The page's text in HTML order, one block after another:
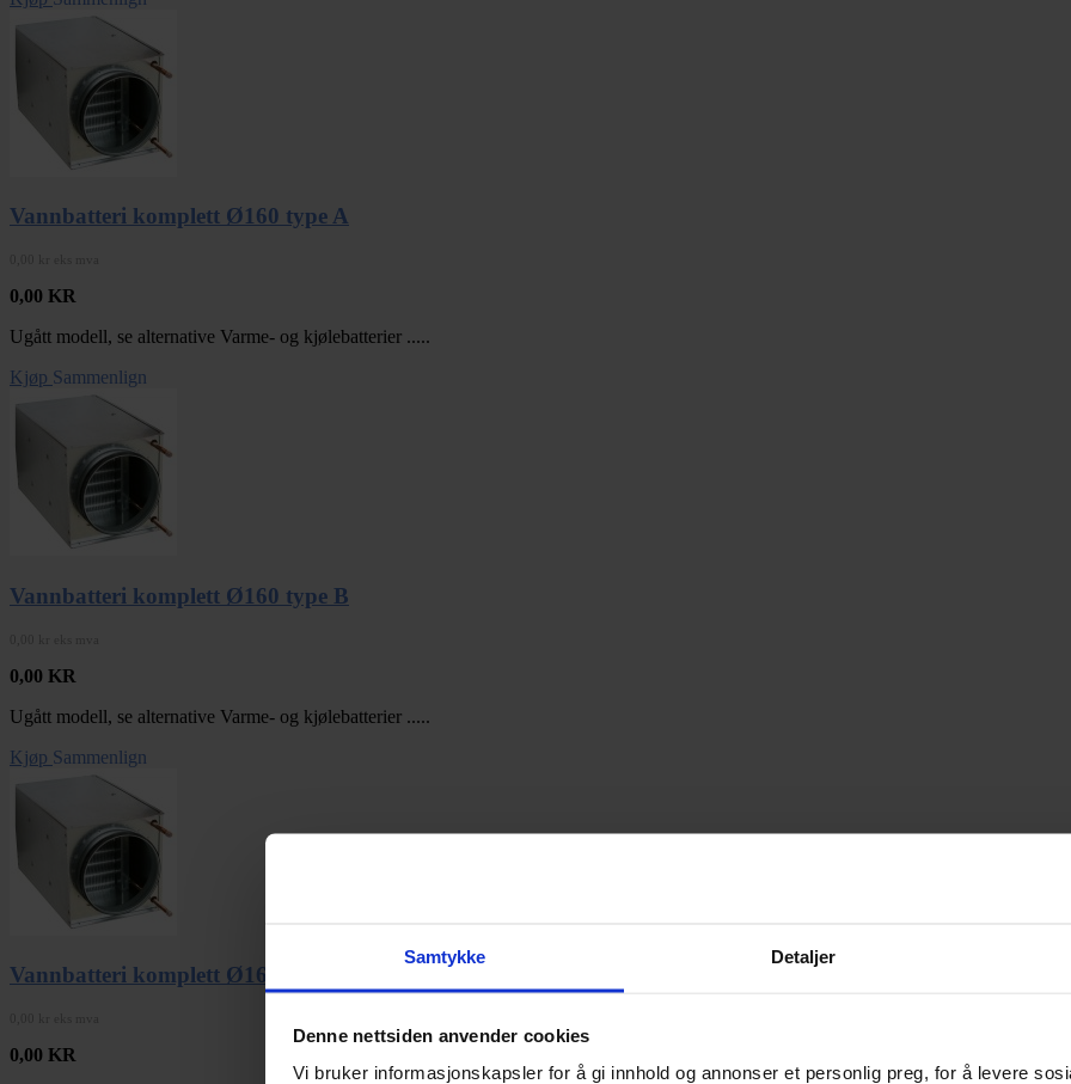
Samtykke Detaljer
Denne nettsiden anvender cookies
Vi bruker informasjonskapsler for å gi innhold og annonser et personlig preg, for å levere
Vannbatteri komplett Ø160 type A
0,00 KR
Ugått modell, se alternative Varme- og kjølebatterier .....
Kjøp Sammenlign
Vannbatteri komplett Ø160 type B
0,00 KR
Ugått modell, se alternative Varme- og kjølebatterier .....
Kjøp Sammenlign
Vannbatteri komplett Ø160 type C
0,00 KR